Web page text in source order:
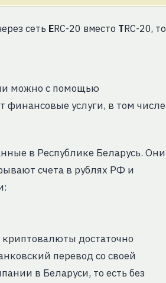
сеть ERC-20 вместо TRC-20, то
можно с помощью
финансовые услуги, в том числе
в Республике Беларусь. Они
счета в рублях РФ и
достаточно
перевод со своей
в Беларуси, то есть без